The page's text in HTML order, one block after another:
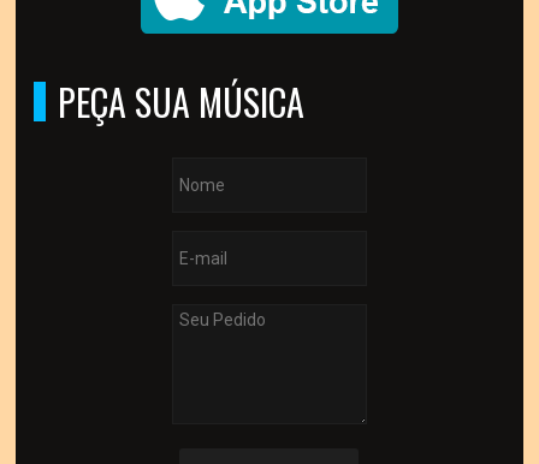
PEÇA SUA MÚSICA